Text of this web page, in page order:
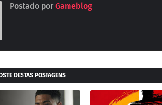
Postado por Gameblog
DESTAS POSTAGENS